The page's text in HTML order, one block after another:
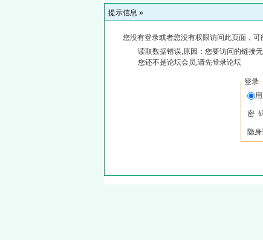
提示信息 »
您没有登录或者您没有权限访问此页面，
读取数据错误,原因：您要访问的链接
您还不是论坛会员,请先登录论坛
登录
密
隐